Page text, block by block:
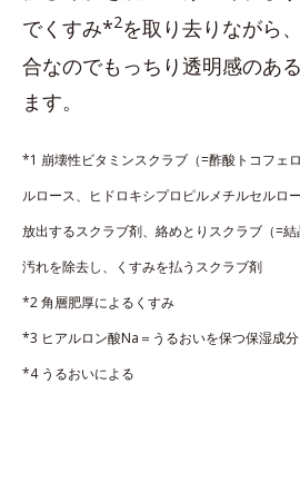
でくすみ*2を取り去りながら
合なのでもっちり透明感のあ
ます。
*1 崩壊性ビタミンスクラブ（=酢酸トコフェ
ルロース、ヒドロキシプロピルメチルセルロ
放出するスクラブ剤、絡めとりスクラブ（=
汚れを除去し、くすみを払うスクラブ剤
*2 角層肥厚によるくすみ
*3 ヒアルロン酸Na＝うるおいを保つ保湿成分
*4 うるおいによる